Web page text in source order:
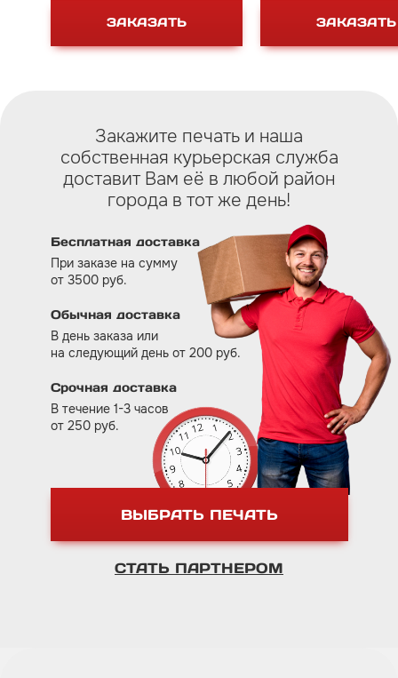
ЗАКАЗАТЬ ЗАКАЗАТЬ
Закажите печать и наша
собственная курьерская служба
доставит Вам eё в любой район
города в тот же день!
Бесплатная доставка
При заказе на сумму
от 3500 руб.
Обычная доставка
В день заказа или
на следующий день от 200 руб.
Срочная доставка
В течение 1-3 часов
от 250 руб.
ВЫБРАТЬ ПЕЧАТЬ
СТАТЬ ПАРТНЕРОМ